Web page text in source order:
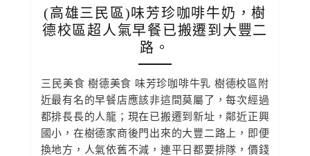
(高雄三民區)味芳珍咖啡牛奶，樹
德校區超人氣早餐已搬遷到大豐二
路。
三民美食 樹德美食 味芳珍咖啡牛乳 樹德校區附
近最有名的早餐店應該非這間莫屬了，每次經過
都排長長的人龍；現在已搬遷到新址，鄰近正興
國小，在樹德家商後門出來的大豐二路上，即便
換地方，人氣依舊不減，連平日都要排隊，價錢